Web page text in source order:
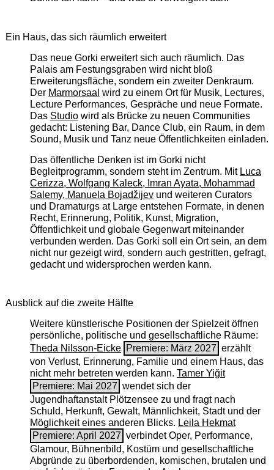
Ein Haus, das sich räumlich erweitert
Das neue Gorki erweitert sich auch räumlich. Das
Palais am Festungsgraben wird nicht bloß
Erweiterungsfläche, sondern ein zweiter Denkraum.
Der Marmorsaal wird zu einem Ort für Musik, Lectures,
Lecture Performances, Gespräche und neue Formate.
Das Studiowird als Brücke zu neuen Communities
gedacht: Listening Bar, Dance Club, ein Raum, in dem
Sound, Musik und Tanz neue Öffentlichkeiten einladen.
Das öffentliche Denken ist im Gorki nicht
Begleitprogramm, sondern steht im Zentrum. Mit Luca
Cerizza, Wolfgang Kaleck, Imran Ayata, Mohammad
Salemy, Manuela Bojadžijevund weiteren Curators
und Dramaturgs at Large entstehen Formate, in denen
Recht, Erinnerung, Politik, Kunst, Migration,
Öffentlichkeit und globale Gegenwart miteinander
verbunden werden. Das Gorki soll ein Ort sein, an dem
nicht nur gezeigt wird, sondern auch gestritten, gefragt,
gedacht und widersprochen werden kann.
Ausblick auf die zweite Hälfte
Weitere künstlerische Positionen der Spielzeit öffnen
persönliche, politische und gesellschaftliche Räume:
Theda Nilsson-Eicke Premiere: März 2027 erzählt
von Verlust, Erinnerung, Familie und einem Haus, das
nicht mehr betreten werden kann. Tamer Yiğit
Premiere: Mai 2027 wendet sich der
Jugendhaftanstalt Plötzensee zu und fragt nach
Schuld, Herkunft, Gewalt, Männlichkeit, Stadt und der
Möglichkeit eines anderen Blicks. Leila Hekmat
Premiere: April 2027 verbindet Oper, Performance,
Glamour, Bühnenbild, Kostüm und gesellschaftliche
Abgründe zu überbordenden, komischen, brutalen und